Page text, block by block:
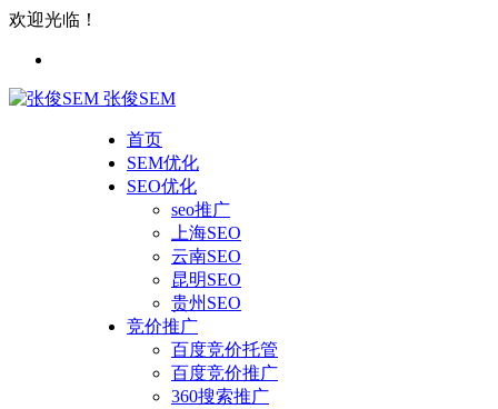
欢迎光临！
张俊SEM
首页
SEM优化
SEO优化
seo推广
上海SEO
云南SEO
昆明SEO
贵州SEO
竞价推广
百度竞价托管
百度竞价推广
360搜索推广